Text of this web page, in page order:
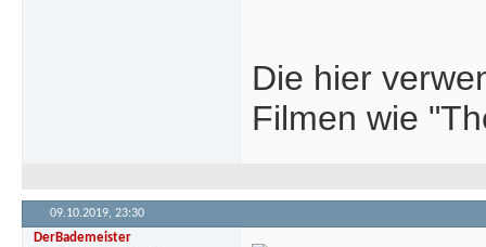
Die hier
Filmen wie
09.10.2019, 23:30
DerBademeister